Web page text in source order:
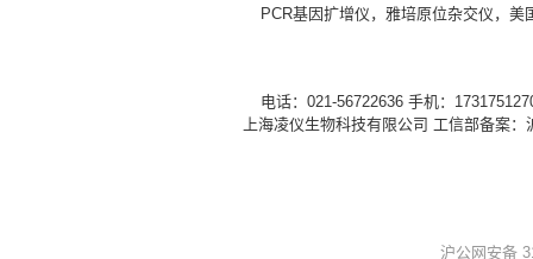
PCR基因扩增仪，雅培原位杂交仪，
电话：021-56722636 手机：
上海凌仪生物科技有限公司 工信部备案：
沪公网安备